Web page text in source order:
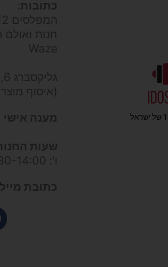
כתובות:
המפלסים 12,
חנות ואולם
Waze
גליקסברג 6,
(איסוף
מענה אישי
שעות
ו': 09:30-14:00
כתובת